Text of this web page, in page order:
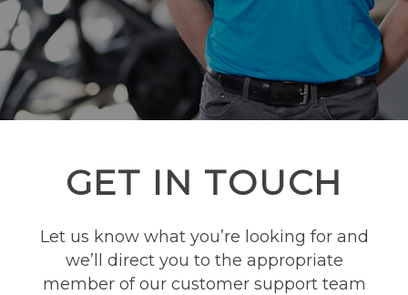
GET IN TOUCH
Let us know what you’re looking for and
we’ll direct you to the appropriate
member of our customer support team